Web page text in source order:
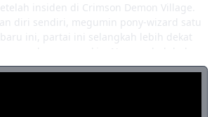
insiden di Crimson Demon Village.
diri sendiri, megumin pony-wizard satu
ini, partai ini selangkah lebih dekat
selama mungkin. Namun, hal -hal
selama misi, dan jatuh ke dalam